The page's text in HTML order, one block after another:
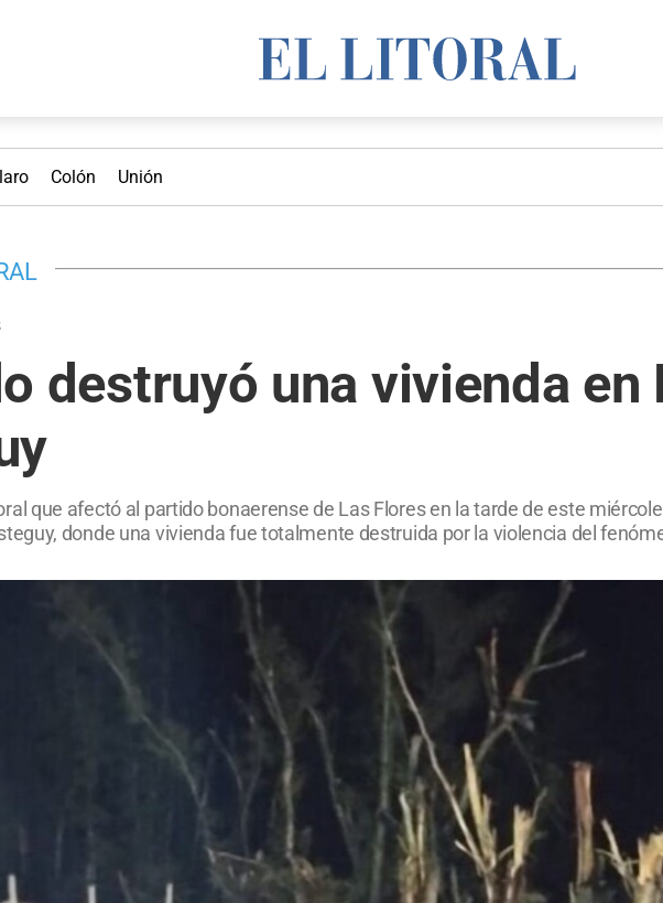
Colón Unión
destruyó una vivienda en
que afectó al partido bonaerense de Las Flores en la tarde de este
donde una vivienda fue totalmente destruida por la violencia del